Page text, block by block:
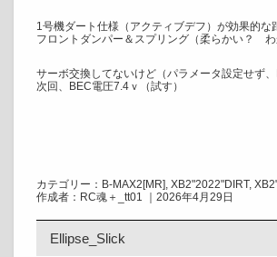
1号機ダート仕様（アクティブデフ）が効果的
フロントダンパー＆スプリング（柔らかい？ わ
サーボ交換してないけど（パラメータ設定せず
次回、BEC電圧7.4ｖ（試す）
カテゴリー： B-MAX2[MR], XB2"2022"DIRT,
作成者：RC魂＋_tt01 ｜2026年4月29日
Ellipse_Slick